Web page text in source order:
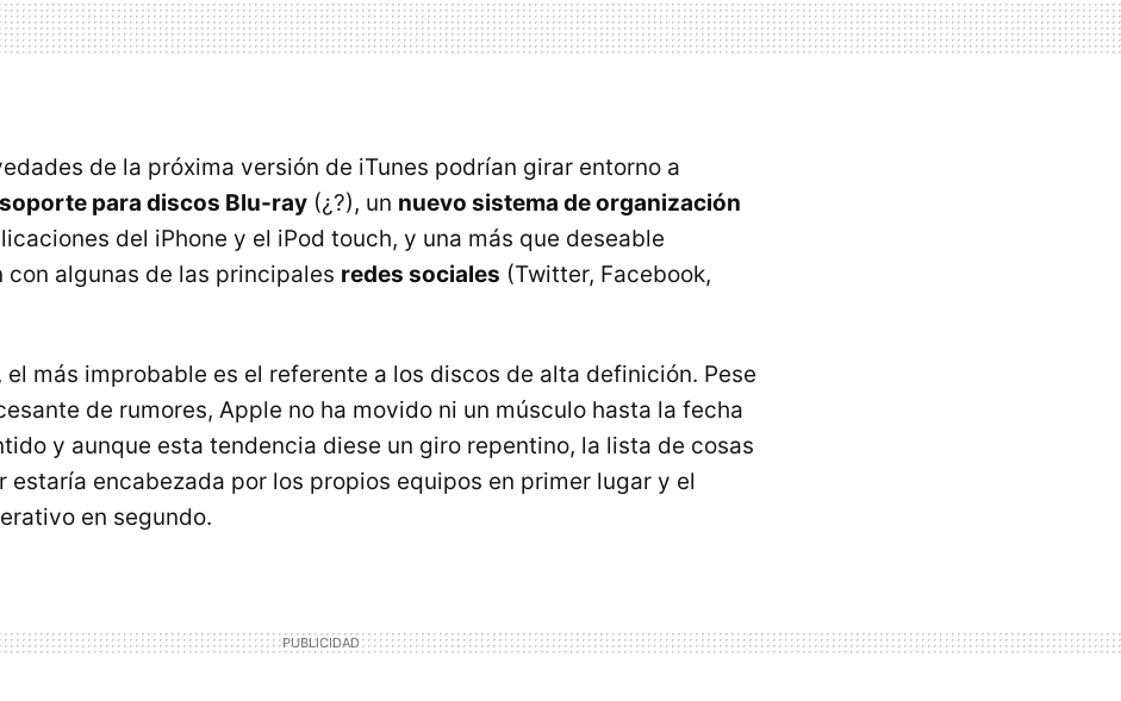
de la próxima versión de iTunes podrían girar entorno a
soporte para discos Blu-ray (¿?), un nuevo sistema de organización
del iPhone y el iPod touch, y una más que deseable
con algunas de las principales redes sociales (Twitter, Facebook,
el más improbable es el referente a los discos de alta definición. Pese
de rumores, Apple no ha movido ni un músculo hasta la fecha
y aunque esta tendencia diese un giro repentino, la lista de cosas
estaría encabezada por los propios equipos en primer lugar y el
en segundo.